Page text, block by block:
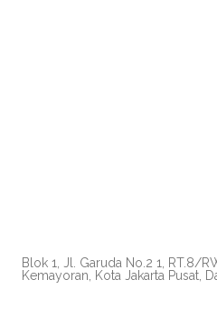
Blok 1, Jl. Garuda No.2 1, RT.8/
Kemayoran, Kota Jakarta Pusat,